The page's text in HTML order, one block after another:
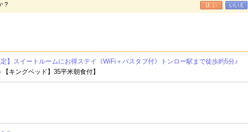
JASMINE RESORT
？
】スイートルームにお得ステイ《WiFi＋バスタブ付》トンロー駅まで徒歩約5分♪
【キングベッド】35平米朝食付】